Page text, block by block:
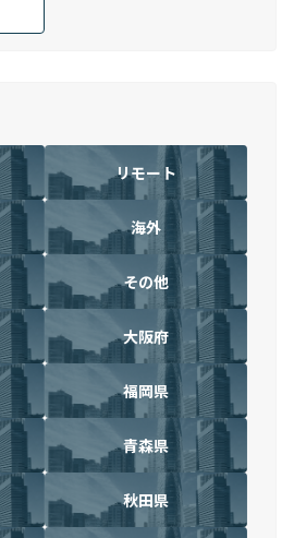
リモート
海外
その他
大阪府
福岡県
青森県
秋田県